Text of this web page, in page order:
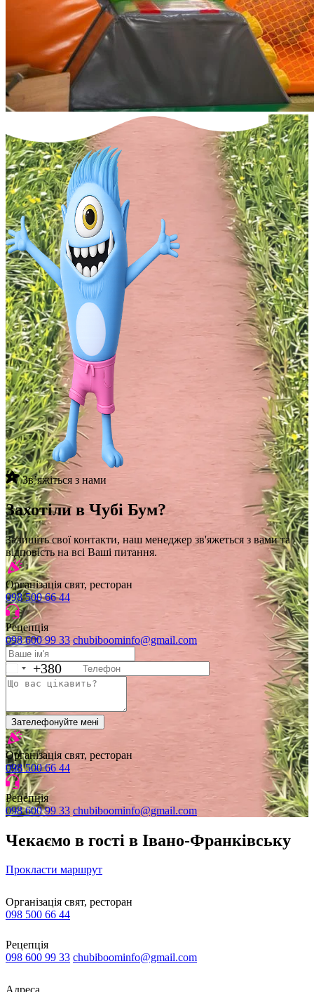
Звʼяжіться з нами
Захотіли в Чубі Бум?
Залишіть свої контакти, наш менеджер зв'яжеться з вами та
відповість на всі Ваші питання.
Організація свят, ресторан
098 500 66 44
Рецепція
098 600 99 33 chubiboominfo@gmail.com
+380
Зателефонуйте мені
Організація свят, ресторан
098 500 66 44
Рецепція
098 600 99 33 chubiboominfo@gmail.com
Чекаємо в гості в Івано-Франківську
Прокласти маршрут
Організація свят, ресторан
098 500 66 44
Рецепція
098 600 99 33 chubiboominfo@gmail.com